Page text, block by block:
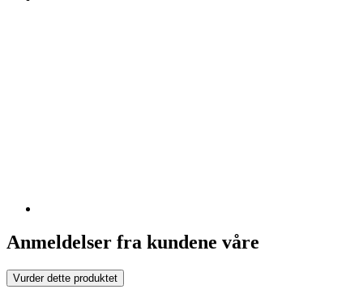
Anmeldelser fra kundene våre
Vurder dette produktet